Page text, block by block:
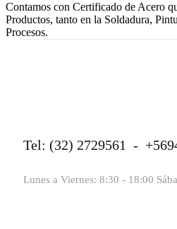
Contamos con Certificado de Acero
Productos, tanto en la Soldadura,
Procesos.
Tel: (32) 2729561 -
Lunes a Viernes: 8:30 - 18:00